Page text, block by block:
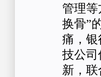
管理等
换骨”
痛，银
技公
新，联